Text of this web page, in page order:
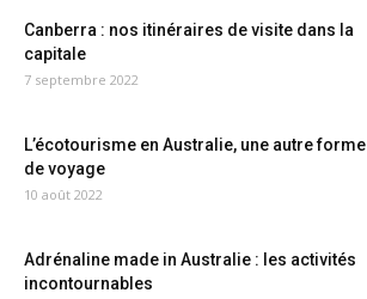
Canberra : nos itinéraires de visite dans la
capitale
7 septembre 2022
L’écotourisme en Australie, une autre forme
de voyage
10 août 2022
Adrénaline made in Australie : les activités
incontournables